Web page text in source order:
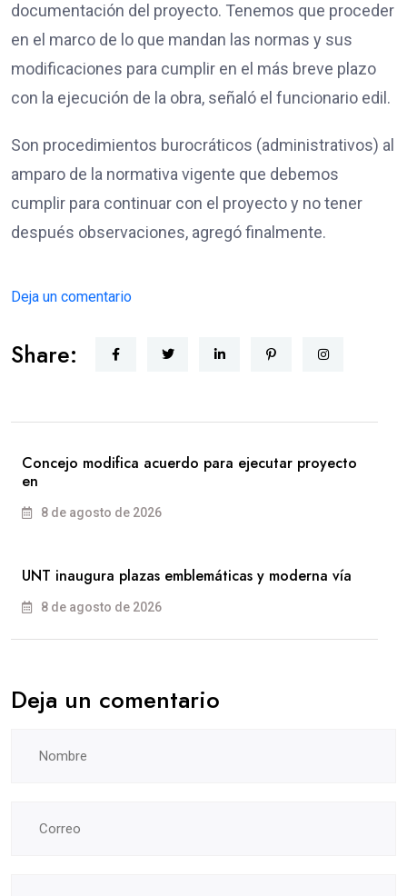
documentación del proyecto. Tenemos que proceder
en el marco de lo que mandan las normas y sus
modificaciones para cumplir en el más breve plazo
con la ejecución de la obra, señaló el funcionario edil.
Son procedimientos burocráticos (administrativos) al
amparo de la normativa vigente que debemos
cumplir para continuar con el proyecto y no tener
después observaciones, agregó finalmente.
Deja un comentario
Share:
Concejo modifica acuerdo para ejecutar proyecto
en
8 de agosto de 2026
UNT inaugura plazas emblemáticas y moderna vía
8 de agosto de 2026
Deja un comentario